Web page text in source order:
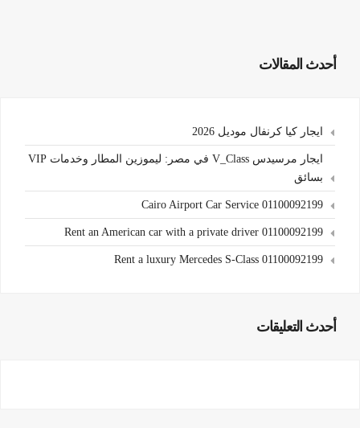
أحدث المقالات
ايجار كيا كرنفال موديل 2026
ايجار مرسيدس V_Class في مصر: ليموزين المطار وخدمات VIP
بسائق
Cairo Airport Car Service 01100092199
Rent an American car with a private driver 01100092199
Rent a luxury Mercedes S-Class 01100092199
أحدث التعليقات